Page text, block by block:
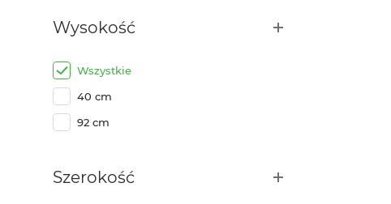
Wysokość
Wszystkie
40 cm
92 cm
Szerokość